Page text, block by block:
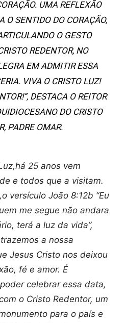
UMA REFLEXÃO
O SENTIDO DO CORAÇÃO,
O GESTO
REDENTOR, NO
EM ADMITIR ESSA
VIVA O CRISTO LUZ!
DESTACA O REITOR
DO CRISTO
PADRE OMAR.
25 anos vem
e todos que a visitam.
versículo João 8:12b “Eu
me segue não andara
terá a luz da vida”,
a nossa
Jesus Cristo nos deixou
fé e amor. É
celebrar essa data,
o Cristo Redentor, um
para o país e